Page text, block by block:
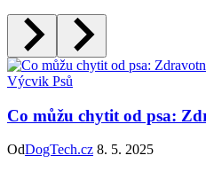
Výcvik Psů
Co můžu chytit od psa:
OdDogTech.cz 8. 5. 2025